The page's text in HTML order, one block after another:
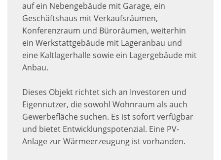
auf ein Nebengebäude mit Garage, ein
Geschäftshaus mit Verkaufsräumen,
Konferenzraum und Büroräumen, weiterhin
ein Werkstattgebäude mit Lageranbau und
eine Kaltlagerhalle sowie ein Lagergebäude mit
Anbau.
Dieses Objekt richtet sich an Investoren und
Eigennutzer, die sowohl Wohnraum als auch
Gewerbefläche suchen. Es ist sofort verfügbar
und bietet Entwicklungspotenzial. Eine PV-
Anlage zur Wärmeerzeugung ist vorhanden.